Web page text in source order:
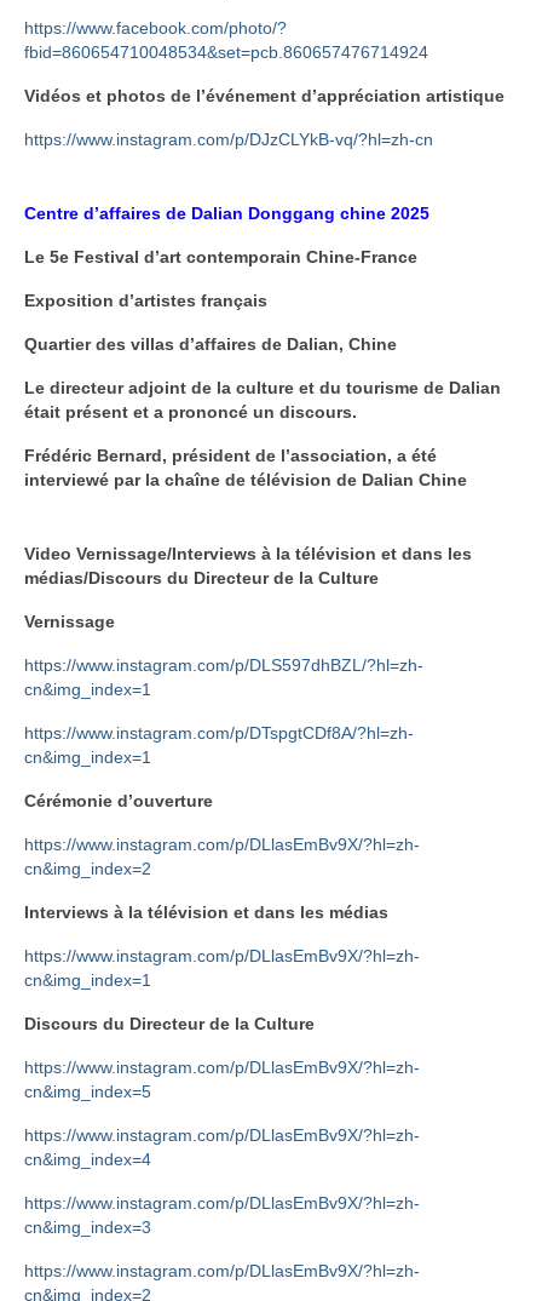
https://www.facebook.com/photo/?
fbid=860654710048534&set=pcb.860657476714924
Vidéos et photos de l’événement d’appréciation artistique
https://www.instagram.com/p/DJzCLYkB-vq/?hl=zh-cn
Centre d’affaires de Dalian Donggang chine 2025
Le 5e Festival d’art contemporain Chine-France
Exposition d’artistes français
Quartier des villas d’affaires de Dalian, Chine
Le directeur adjoint de la culture et du tourisme de Dalian
était présent et a prononcé un discours.
Frédéric Bernard, président de l’association, a été
interviewé par la chaîne de télévision de Dalian Chine
Video Vernissage/Interviews à la télévision et dans les
médias/Discours du Directeur de la Culture
Vernissage
https://www.instagram.com/p/DLS597dhBZL/?hl=zh-
cn&img_index=1
https://www.instagram.com/p/DTspgtCDf8A/?hl=zh-
cn&img_index=1
Cérémonie d’ouverture
https://www.instagram.com/p/DLlasEmBv9X/?hl=zh-
cn&img_index=2
Interviews à la télévision et dans les médias
https://www.instagram.com/p/DLlasEmBv9X/?hl=zh-
cn&img_index=1
Discours du Directeur de la Culture
https://www.instagram.com/p/DLlasEmBv9X/?hl=zh-
cn&img_index=5
https://www.instagram.com/p/DLlasEmBv9X/?hl=zh-
cn&img_index=4
https://www.instagram.com/p/DLlasEmBv9X/?hl=zh-
cn&img_index=3
https://www.instagram.com/p/DLlasEmBv9X/?hl=zh-
cn&img_index=2